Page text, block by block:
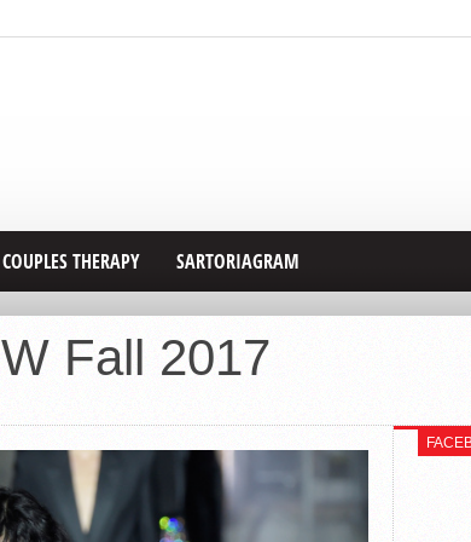
COUPLES THERAPY SARTORIAGRAM
Fall 2017